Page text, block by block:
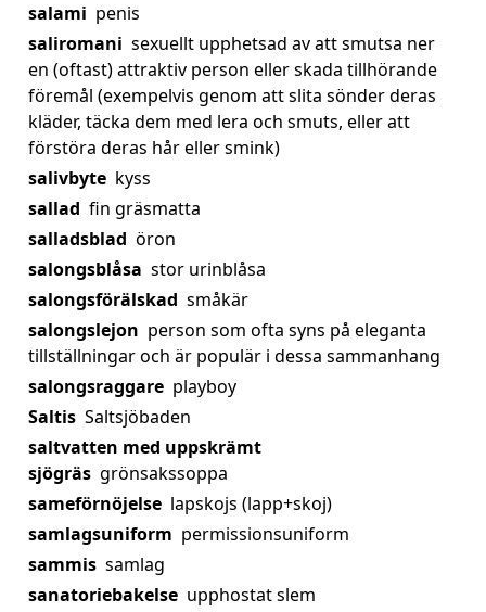
salami penis
saliromani sexuellt upphetsad av att smutsa ner
en (oftast) attraktiv person eller skada tillhörande
föremål (exempelvis genom att slita sönder deras
kläder, täcka dem med lera och smuts, eller att
förstöra deras hår eller smink)
salivbyte kyss
sallad fin gräsmatta
salladsblad öron
salongsblåsa stor urinblåsa
salongsförälskad småkär
salongslejon person som ofta syns på eleganta
tillställningar och är populär i dessa sammanhang
salongsraggare playboy
Saltis Saltsjöbaden
saltvatten med uppskrämt
sjögräs grönsakssoppa
sameförnöjelse lapskojs (lapp+skoj)
samlagsuniform permissionsuniform
sammis samlag
sanatoriebakelse upphostat slem